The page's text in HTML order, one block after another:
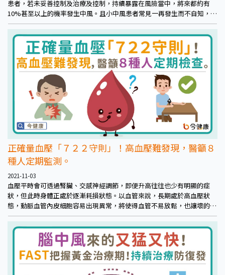
患者，若未妥善控制及治療及控制，持續暴露在風險當中，將來都約有
10%甚至以上的機率發生中風。且小中風患者常見一再發生而不自知，長
期下來恐持續傷害腦部，形成「血管性失智症」。因此提醒民眾，萬不可
因為是「小中風」，或因沒有造成癱瘓、失能，就輕忽了小中風的威脅
性。
正確量血壓「７２２守則」！高血壓難發現，醫籲８
種人定期監測。
2021-11-03
血壓平時會可透過腎臟、交感神經調節，即便升高往往也少有明顯的症
狀，但此時身體正處於逐漸耗損狀態。以血管來說，長期處於高血壓狀
態，動脈血管內皮細胞容易出現異常，將使得血管不易放鬆，也讓壞的膽
固醇（低密度膽固醇）容易卡在管壁，經年累月使得全身血管健康狀況下
降，等到一定程度便可能引起相關併發症。